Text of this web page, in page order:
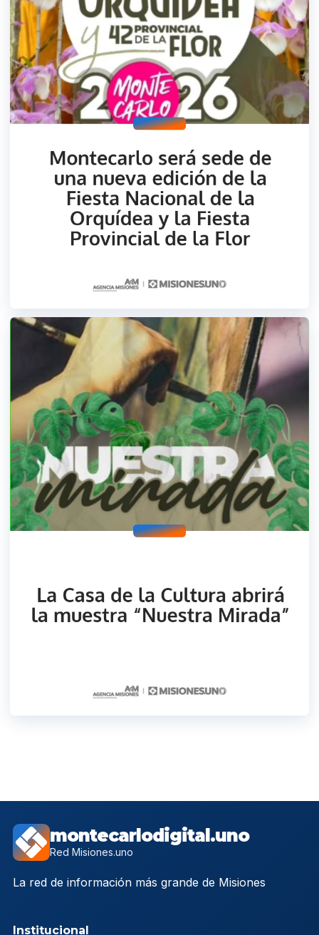
montecarlodigital.uno
Red Misiones.uno
La red de información más grande de Misiones
Institucional